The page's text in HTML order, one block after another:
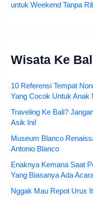
untuk Weekend Tanpa
Wisata Ke
10 Referensi Tempat
Yang Cocok Untuk Anak
Traveling Ke Bali?
Asik Ini!
Museum Blanco
Antonio Blanco
Enaknya Kemana Saat
Yang Biasanya Ada
Nggak Mau Repot Urus